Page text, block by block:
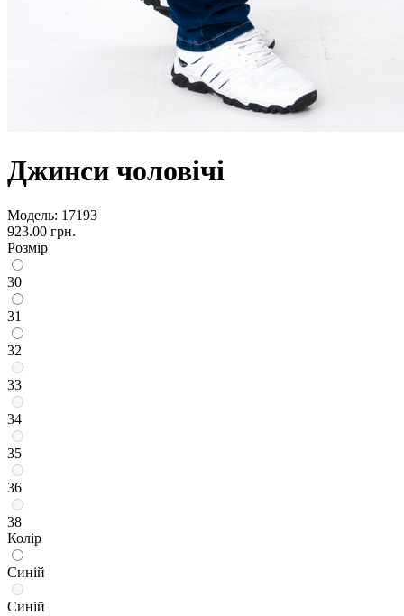
Джинси чоловічі
Модель: 17193
923.00 грн.
Розмір
30
31
32
33
34
35
36
38
Колір
Синій
Синій